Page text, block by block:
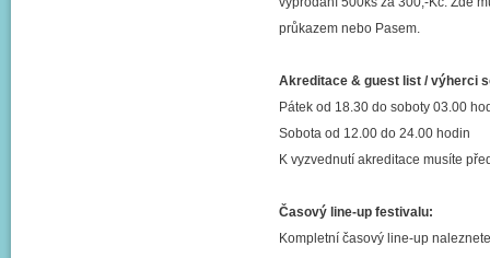
průkazem nebo Pasem.
Akreditace & guest list / výherci
Pátek od 18.30 do soboty 03.00
Sobota od 12.00 do 24.00 hodin
K vyzvednutí akreditace musíte
Časový line-up festivalu:
Kompletní časový line-up